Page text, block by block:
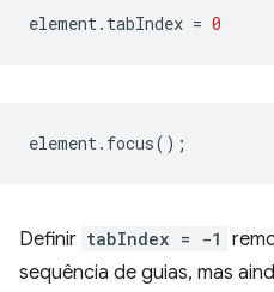
element . tabIndex = 0
element . focus();
Definir tabIndex = -1
sequência de guias, mas